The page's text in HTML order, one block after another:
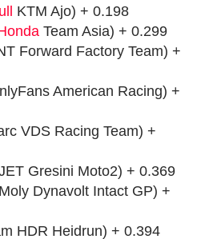
KTM Ajo) + 0.198
Team Asia) + 0.299
Forward Factory Team) +
American Racing) +
VDS Racing Team) +
Gresini Moto2) + 0.369
Dynavolt Intact GP) +
HDR Heidrun) + 0.394